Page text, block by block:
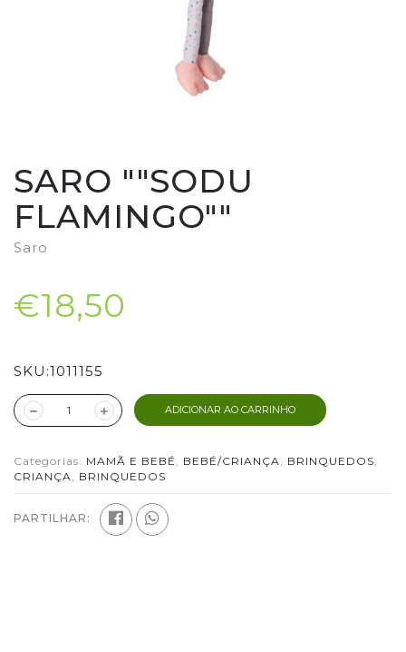
SARO ""SODU
FLAMINGO""
Saro
€18,50
SKU:1011155
ADICIONAR AO CARRINHO
Categorias: MAMÃ E BEBÉ , BEBÉ/CRIANÇA, BRINQUEDOS,
CRIANÇA, BRINQUEDOS
PARTILHAR: